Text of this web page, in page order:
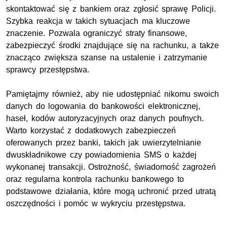
skontaktować się z bankiem oraz zgłosić sprawę Policji.
Szybka reakcja w takich sytuacjach ma kluczowe
znaczenie. Pozwala ograniczyć straty finansowe,
zabezpieczyć środki znajdujące się na rachunku, a także
znacząco zwiększa szanse na ustalenie i zatrzymanie
sprawcy przestępstwa.
Pamiętajmy również, aby nie udostępniać nikomu swoich
danych do logowania do bankowości elektronicznej,
haseł, kodów autoryzacyjnych oraz danych poufnych.
Warto korzystać z dodatkowych zabezpieczeń
oferowanych przez banki, takich jak uwierzytelnianie
dwuskładnikowe czy powiadomienia SMS o każdej
wykonanej transakcji. Ostrożność, świadomość zagrożeń
oraz regularna kontrola rachunku bankowego to
podstawowe działania, które mogą uchronić przed utratą
oszczędności i pomóc w wykryciu przestępstwa.